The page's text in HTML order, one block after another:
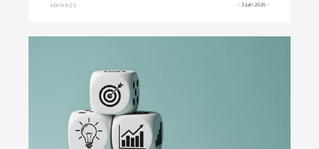
ABONNÉS - 3 juin 2026 -